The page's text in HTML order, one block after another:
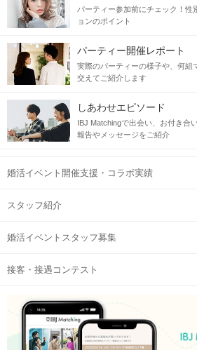
パーティー参加前にチェック！性
ョンのポイント
パーティー開催レポート
実際のパーティーの様子や、何組
交えてご紹介します
しあわせエピソード
IBJ Matchingで出会い、お付き合
報告やメッセージをご紹介
婚活イベント開催支援・コラボ実績
スタッフ紹介
婚活イベントスタッフ募集
接客・接遇コンテスト